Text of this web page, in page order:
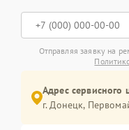
Отправляя заявку на
Адрес
г. Донецк,